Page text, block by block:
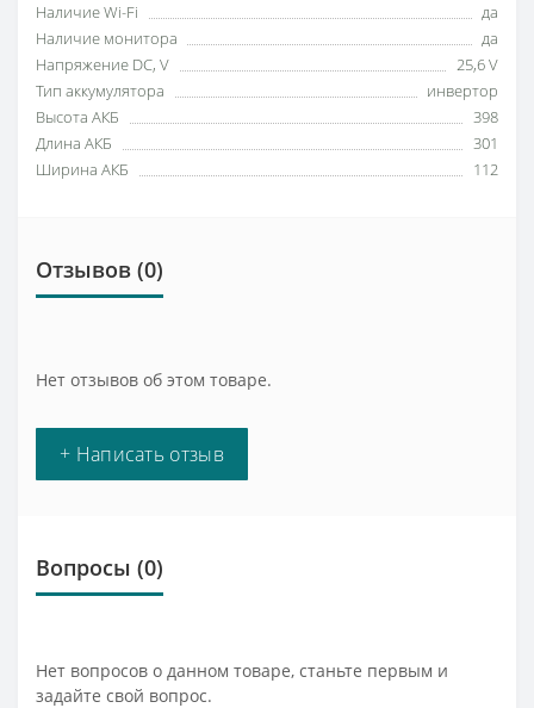
Наличие Wi-Fi
да
Наличие монитора
да
Напряжение DC, V
25,6 V
Тип аккумулятора
инвертор
Высота АКБ
398
Длина АКБ
301
Ширина АКБ
112
Отзывов (0)
Нет отзывов об этом товаре.
+ Написать отзыв
Вопросы (0)
Нет вопросов о данном товаре, станьте первым и
задайте свой вопрос.